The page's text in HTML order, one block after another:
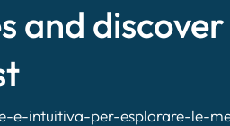
and
e-intuitiva-per-esplorare-le-